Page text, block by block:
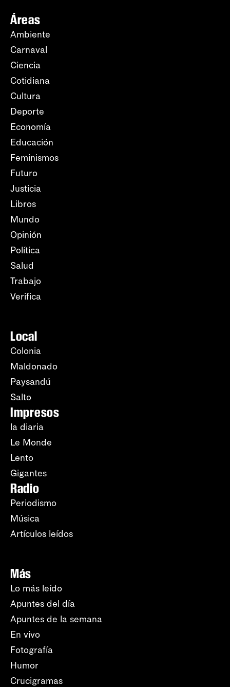
Áreas
Ambiente
Carnaval
Ciencia
Cotidiana
Cultura
Deporte
Economía
Educación
Feminismos
Futuro
Justicia
Libros
Mundo
Opinión
Política
Salud
Trabajo
Verifica
Local
Colonia
Maldonado
Paysandú
Salto
Impresos
la diaria
Le Monde
Lento
Gigantes
Radio
Periodismo
Música
Artículos leídos
Más
Lo más leído
Apuntes del día
Apuntes de la semana
En vivo
Fotografía
Humor
Crucigramas